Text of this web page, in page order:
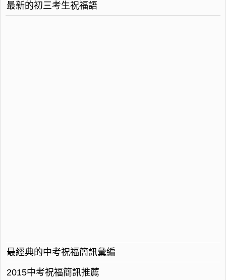
最新的初三考生祝福語
最經典的中考祝福簡訊彙編
2015中考祝福簡訊推薦